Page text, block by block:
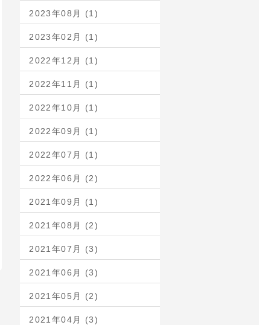
2023年08月 (1)
2023年02月 (1)
2022年12月 (1)
2022年11月 (1)
2022年10月 (1)
2022年09月 (1)
2022年07月 (1)
2022年06月 (2)
2021年09月 (1)
2021年08月 (2)
2021年07月 (3)
2021年06月 (3)
2021年05月 (2)
2021年04月 (3)